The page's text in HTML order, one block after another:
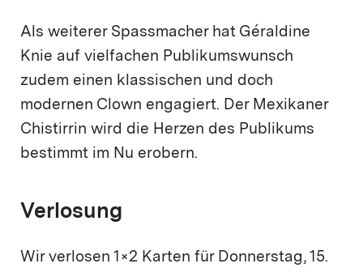
Als weiterer Spassmacher hat Géraldine
Knie auf vielfachen Publikumswunsch
zudem einen klassischen und doch
modernen Clown engagiert. Der Mexikaner
Chistirrin wird die Herzen des Publikums
bestimmt im Nu erobern.
Verlosung
Wir verlosen 1×2 Karten für Donnerstag, 15.